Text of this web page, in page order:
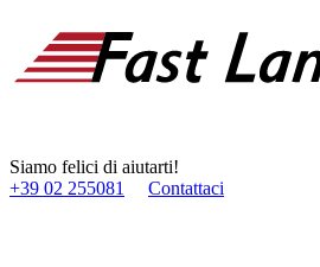
Siamo felici di aiutarti!
+39 02 255081
Contattaci